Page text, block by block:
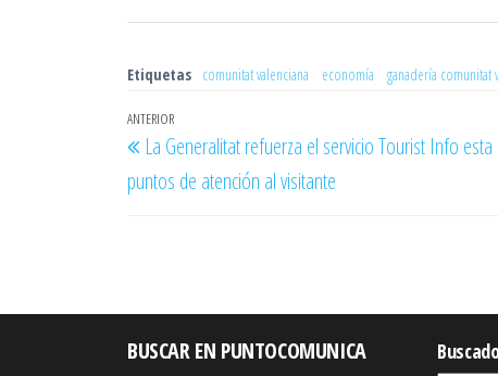
Etiquetas comunitat valenciana economía ganadería comunitat
Navegación
de
entradas
Entrada
anterior
ANTERIOR
La Generalitat refuerza el servicio Tourist Info
puntos de atención al visitante
BUSCAR EN PUNTOCOMUNICA